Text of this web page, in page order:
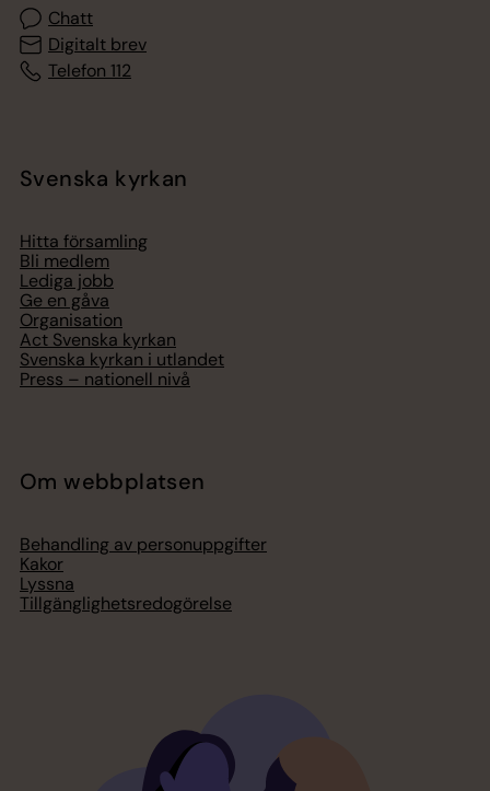
Chatt
Digitalt brev
Telefon 112
Svenska kyrkan
Hitta församling
Bli medlem
Lediga jobb
Ge en gåva
Organisation
Act Svenska kyrkan
Svenska kyrkan i utlandet
Press – nationell nivå
Om webbplatsen
Behandling av personuppgifter
Kakor
Lyssna
Tillgänglighetsredogörelse